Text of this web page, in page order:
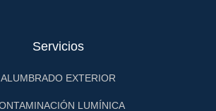
Servicios
ALUMBRADO EXTERIOR
LUMÍNICA